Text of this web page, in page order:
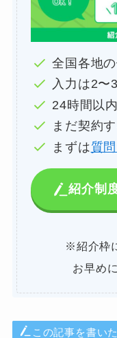
全国各地
入力は2〜
24時間以
まだ契約
まずは質
紹介制
※紹介枠
お早め
この記事を書い